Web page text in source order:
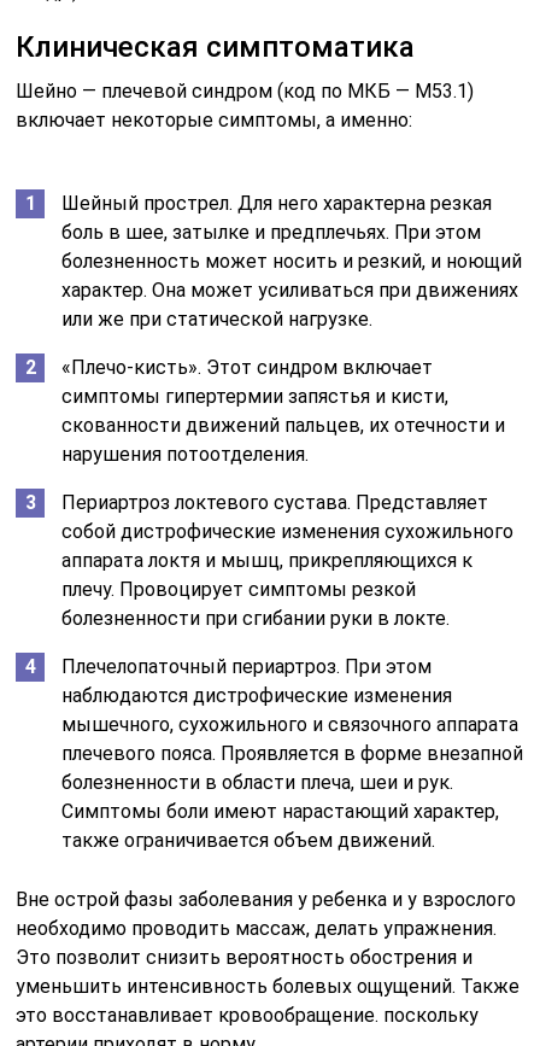
болезненности в области плеча, шеи и рук.
Симптомы боли имеют нарастающий характер,
также ограничивается объем движений.
необходимо проводить массаж, делать упражнения.
Это позволит снизить вероятность обострения и
уменьшить интенсивность болевых ощущений. Также
это восстанавливает кровообращение. поскольку
артерии приходят в норму.
Симптомы
Клиническая картина данного варианта шейного
остеохондроза достаточно характерна и представлена
следующими симптомами:
Боль в шее отдающая в правую, левую или обе
руки сразу.
Напряжение мышц шеи и вовлеченной в процесс
Судороги в руках.
Онемение и чувство ползания мурашек в руках.
Ограничение движений в руках (могут появляться
жалобы на невозможность разогнуть кисть,
жалобы на усиление болей при движениях руки и
т.п.).